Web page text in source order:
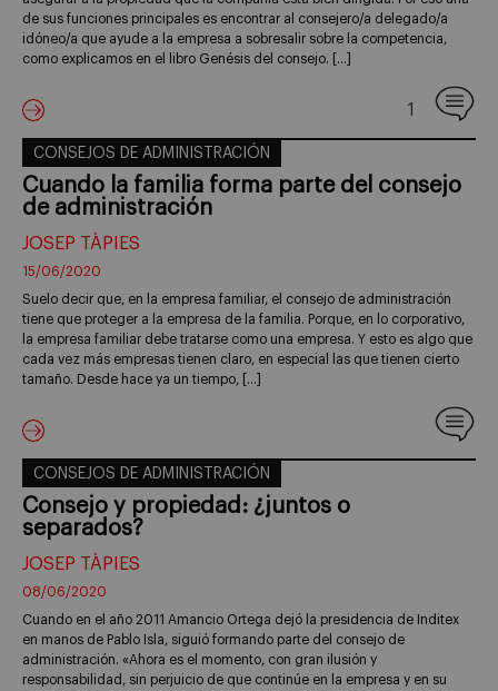
de sus funciones principales es encontrar al consejero/a delegado/a
idóneo/a que ayude a la empresa a sobresalir sobre la competencia,
como explicamos en el libro Genésis del consejo. […]
1
CONSEJOS DE ADMINISTRACIÓN
Cuando la familia forma parte del consejo
de administración
JOSEP TÀPIES
15/06/2020
Suelo decir que, en la empresa familiar, el consejo de administración
tiene que proteger a la empresa de la familia. Porque, en lo corporativo,
la empresa familiar debe tratarse como una empresa. Y esto es algo que
cada vez más empresas tienen claro, en especial las que tienen cierto
tamaño. Desde hace ya un tiempo, […]
CONSEJOS DE ADMINISTRACIÓN
Consejo y propiedad: ¿juntos o
separados?
JOSEP TÀPIES
08/06/2020
Cuando en el año 2011 Amancio Ortega dejó la presidencia de Inditex
en manos de Pablo Isla, siguió formando parte del consejo de
administración. «Ahora es el momento, con gran ilusión y
responsabilidad, sin perjuicio de que continúe en la empresa y en su